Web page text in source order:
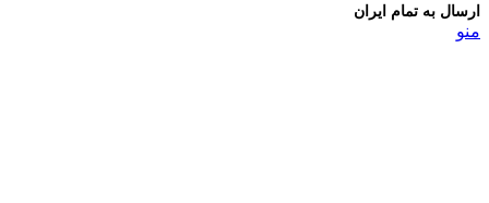
ارسال به تمام ایران
منو